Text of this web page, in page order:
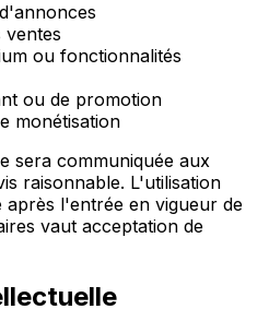
ventes
ou fonctionnalités
ou de promotion
monétisation
sera communiquée aux
raisonnable. L'utilisation
l'entrée en vigueur de
vaut acceptation de